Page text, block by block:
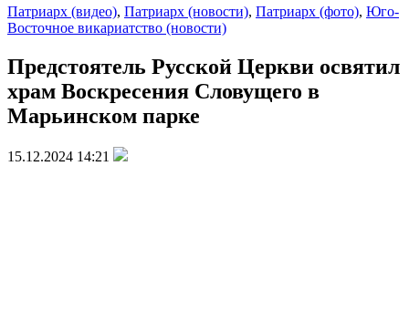
Патриарх (видео), Патриарх (новости), Патриарх (фото), Юго-
Восточное викариатство (новости)
Предстоятель Русской Церкви освятил
храм Воскресения Словущего в
Марьинском парке
15.12.2024 14:21